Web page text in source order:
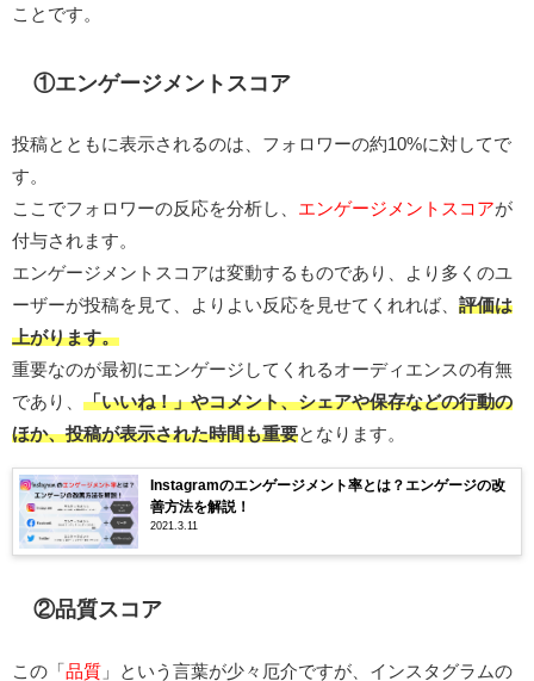
ことです。
①エンゲージメントスコア
投稿とともに表示されるのは、フォロワーの約10%に対してで
す。
ここでフォロワーの反応を分析し、 エンゲージメントスコアが
付与されます。
エンゲージメントスコアは変動するものであり、より多くのユ
ーザーが投稿を見て、よりよい反応を見せてくれれば、 評価は
上がります。
重要なのが最初にエンゲージしてくれるオーディエンスの有無
であり、 「いいね！」やコメント、シェアや保存などの行動の
ほか、投稿が表示された時間も重要となります。
Instagramのエンゲージメント率とは？エンゲージの改
善方法を解説！
2021.3.11
②品質スコア
この「 品質 」という言葉が少々厄介ですが、インスタグラムの